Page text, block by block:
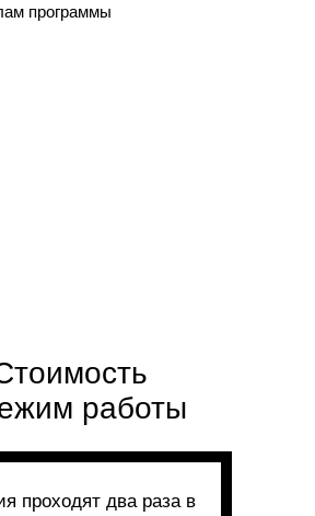
программы
проходят два раза в
работы